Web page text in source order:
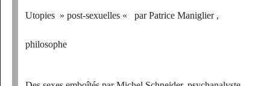
Utopies » post-sexuelles « par Patrice Maniglier ,
philosophe